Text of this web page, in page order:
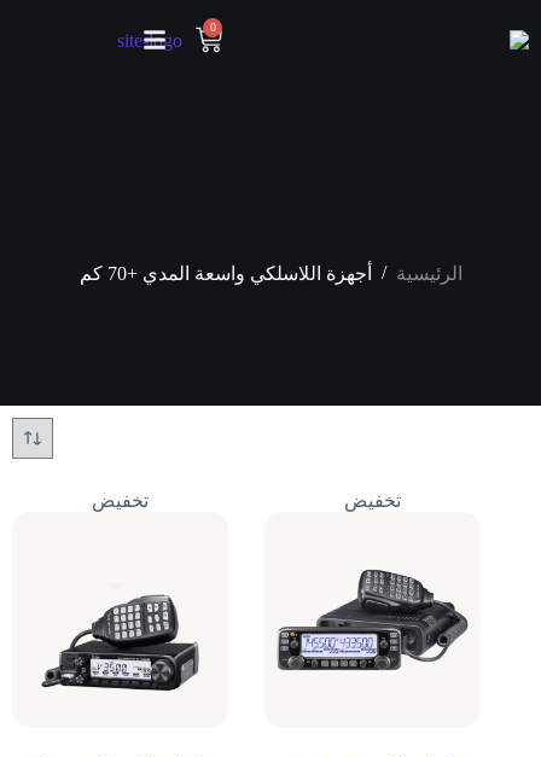
0
الرئيسية / أجهزة اللاسلكي واسعة المدي +70 كم
تخفيض تخفيض